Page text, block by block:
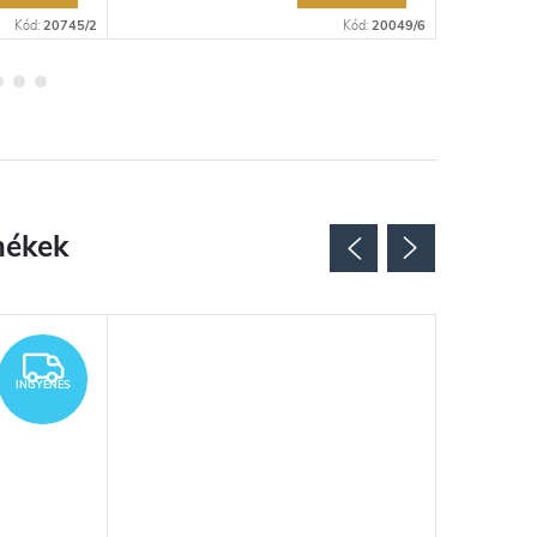
Kód: 20745/2 Kód: 20049/6
INGYENES
INGYENES